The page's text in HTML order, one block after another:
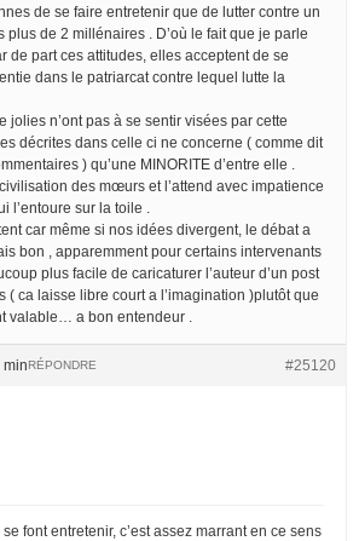
de se faire entretenir que de lutter contre un
plus de 2 millénaires . D’où le fait que je parle
de part ces attitudes, elles acceptent de se
dans le patriarcat contre lequel lutte la
jolies n’ont pas à se sentir visées par cette
décrites dans celle ci ne concerne ( comme dit
) qu’une MINORITE d’entre elle .
des mœurs et l’attend avec impatience
l’entoure sur la toile .
car même si nos idées divergent, le débat a
bon , apparemment pour certains intervenants
plus facile de caricaturer l’auteur d’un post
( ca laisse libre court a l’imagination )plutôt que
valable… a bon entendeur .
min #25120
RÉPONDRE
font entretenir, c’est assez marrant en ce sens